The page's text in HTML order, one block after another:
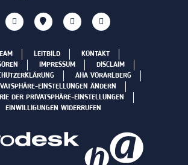
LEITBILD
KONTAKT
IMPRESSUM
DISCLAIM
AHA VORARLBERG
EINSTELLUNGEN ÄNDERN
DER PRIVATSPHÄRE-EINSTELLUNGEN
EINWILLIGUNGEN WIDERRUFEN